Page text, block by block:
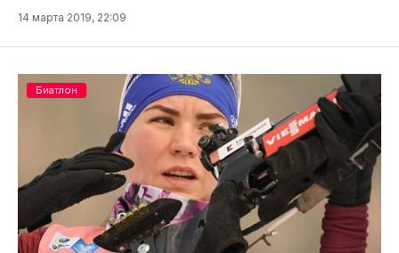
14 марта 2019, 22:09
Биатлон